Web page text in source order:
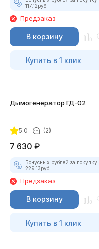
117.12руб.
Предзаказ
В корзину
Купить в 1 клик
Дымогенератор ГД-02
5.0 (2)
7 630 ₽
Бонусных рублей за покупку:
229.13руб.
Предзаказ
В корзину
Купить в 1 клик